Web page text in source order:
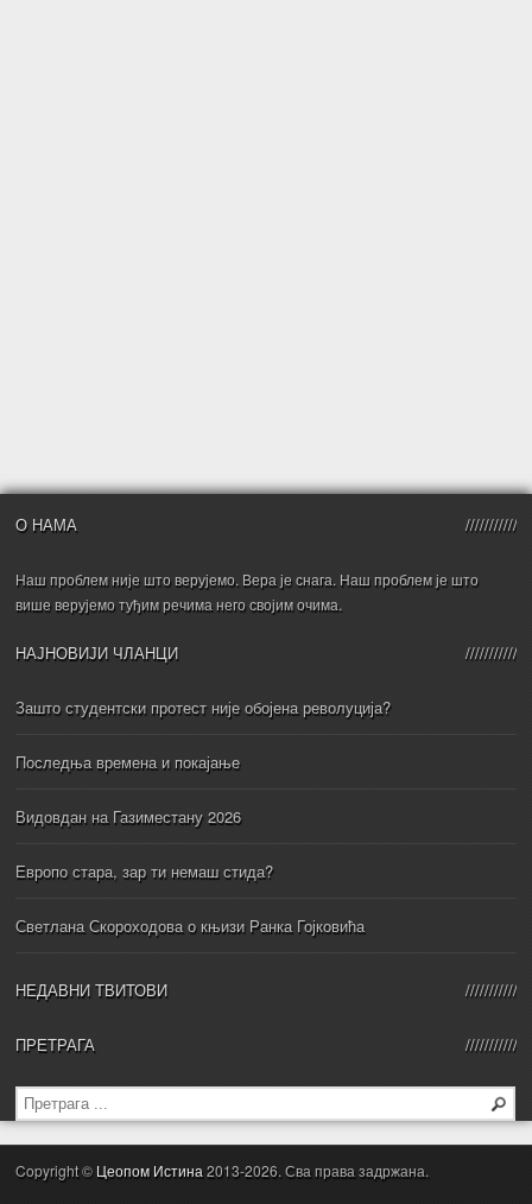
О НАМА
Наш проблем није што верујемо. Вера је снага. Наш проблем је што
више верујемо туђим речима него својим очима.
НАЈНОВИЈИ ЧЛАНЦИ
Зашто студентски протест није обојена револуција?
Последња времена и покајање
Видовдан на Газиместану 2026
Европо стара, зар ти немаш стида?
Светлана Скороходова о књизи Ранка Гојковића
НЕДАВНИ ТВИТОВИ
ПРЕТРАГА
Copyright © Цеопом Истина2013-2026. Сва права задржана.